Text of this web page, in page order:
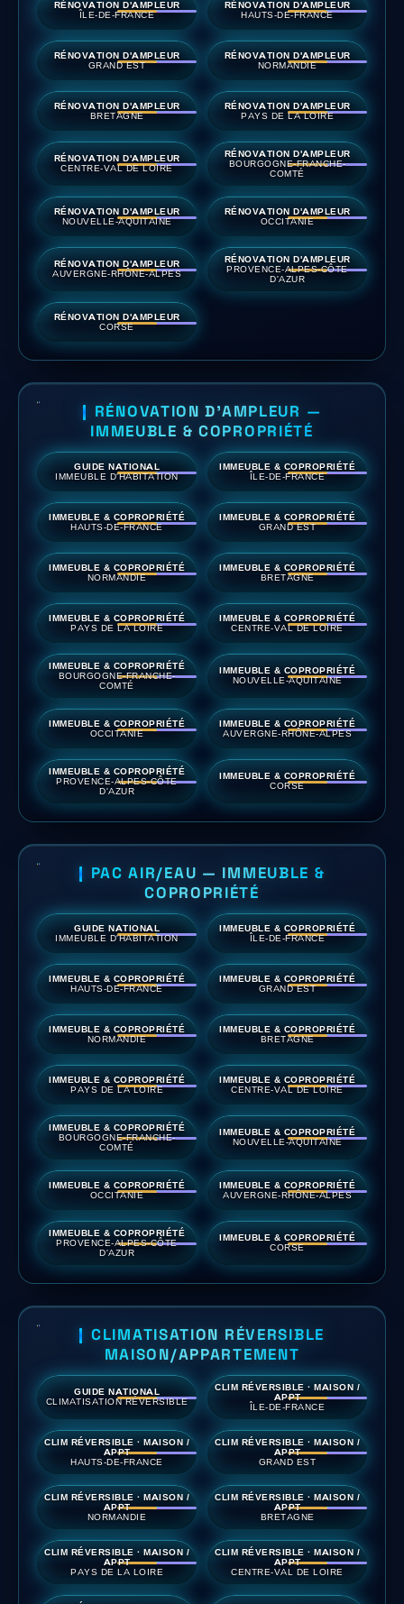
RÉNOVATION D'AMPLEUR
ÎLE-DE-FRANCE
RÉNOVATION D'AMPLEUR
HAUTS-DE-FRANCE
RÉNOVATION D'AMPLEUR
GRAND EST
RÉNOVATION D'AMPLEUR
NORMANDIE
RÉNOVATION D'AMPLEUR
BRETAGNE
RÉNOVATION D'AMPLEUR
PAYS DE LA LOIRE
RÉNOVATION D'AMPLEUR
CENTRE-VAL DE LOIRE
RÉNOVATION D'AMPLEUR
BOURGOGNE-FRANCHE-
COMTÉ
RÉNOVATION D'AMPLEUR
NOUVELLE-AQUITAINE
RÉNOVATION D'AMPLEUR
OCCITANIE
RÉNOVATION D'AMPLEUR
AUVERGNE-RHÔNE-ALPES
RÉNOVATION D'AMPLEUR
PROVENCE-ALPES-CÔTE
D'AZUR
RÉNOVATION D'AMPLEUR
CORSE
RÉNOVATION D'AMPLEUR —
IMMEUBLE & COPROPRIÉTÉ
GUIDE NATIONAL
IMMEUBLE D'HABITATION
IMMEUBLE & COPROPRIÉTÉ
ÎLE-DE-FRANCE
IMMEUBLE & COPROPRIÉTÉ
HAUTS-DE-FRANCE
IMMEUBLE & COPROPRIÉTÉ
GRAND EST
IMMEUBLE & COPROPRIÉTÉ
NORMANDIE
IMMEUBLE & COPROPRIÉTÉ
BRETAGNE
IMMEUBLE & COPROPRIÉTÉ
PAYS DE LA LOIRE
IMMEUBLE & COPROPRIÉTÉ
CENTRE-VAL DE LOIRE
IMMEUBLE & COPROPRIÉTÉ
BOURGOGNE-FRANCHE-
COMTÉ
IMMEUBLE & COPROPRIÉTÉ
NOUVELLE-AQUITAINE
IMMEUBLE & COPROPRIÉTÉ
OCCITANIE
IMMEUBLE & COPROPRIÉTÉ
AUVERGNE-RHÔNE-ALPES
IMMEUBLE & COPROPRIÉTÉ
PROVENCE-ALPES-CÔTE
D'AZUR
IMMEUBLE & COPROPRIÉTÉ
CORSE
PAC AIR/EAU — IMMEUBLE &
COPROPRIÉTÉ
GUIDE NATIONAL
IMMEUBLE D'HABITATION
IMMEUBLE & COPROPRIÉTÉ
ÎLE-DE-FRANCE
IMMEUBLE & COPROPRIÉTÉ
HAUTS-DE-FRANCE
IMMEUBLE & COPROPRIÉTÉ
GRAND EST
IMMEUBLE & COPROPRIÉTÉ
NORMANDIE
IMMEUBLE & COPROPRIÉTÉ
BRETAGNE
IMMEUBLE & COPROPRIÉTÉ
PAYS DE LA LOIRE
IMMEUBLE & COPROPRIÉTÉ
CENTRE-VAL DE LOIRE
IMMEUBLE & COPROPRIÉTÉ
BOURGOGNE-FRANCHE-
COMTÉ
IMMEUBLE & COPROPRIÉTÉ
NOUVELLE-AQUITAINE
IMMEUBLE & COPROPRIÉTÉ
OCCITANIE
IMMEUBLE & COPROPRIÉTÉ
AUVERGNE-RHÔNE-ALPES
IMMEUBLE & COPROPRIÉTÉ
PROVENCE-ALPES-CÔTE
D'AZUR
IMMEUBLE & COPROPRIÉTÉ
CORSE
CLIMATISATION RÉVERSIBLE
MAISON/APPARTEMENT
GUIDE NATIONAL
CLIMATISATION RÉVERSIBLE
CLIM RÉVERSIBLE · MAISON /
APPT
ÎLE-DE-FRANCE
CLIM RÉVERSIBLE · MAISON /
APPT
HAUTS-DE-FRANCE
CLIM RÉVERSIBLE · MAISON /
APPT
GRAND EST
CLIM RÉVERSIBLE · MAISON /
APPT
NORMANDIE
CLIM RÉVERSIBLE · MAISON /
APPT
BRETAGNE
CLIM RÉVERSIBLE · MAISON /
APPT
PAYS DE LA LOIRE
CLIM RÉVERSIBLE · MAISON /
APPT
CENTRE-VAL DE LOIRE